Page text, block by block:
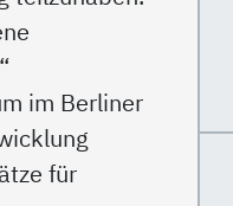
im Berliner
für